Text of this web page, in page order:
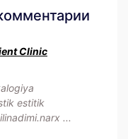
Clinic
estitik
...